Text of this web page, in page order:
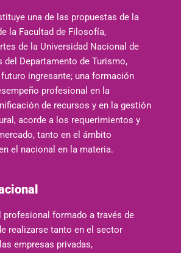
una de las propuestas de la
la Facultad de Filosofía,
de la Universidad Nacional de
del Departamento de Turismo,
ingresante; una formación
profesional en la
de recursos y en la gestión
acorde a los requerimientos y
tanto en el ámbito
el nacional en la materia.
profesional formado a través de
realizarse tanto en el sector
empresas privadas,